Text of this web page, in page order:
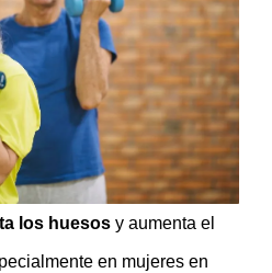
los huesos y aumenta el
en mujeres en